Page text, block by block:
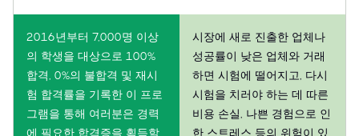
2016년부터 7,000명 이상
의 학생을 대상으로 100%
합격, 0%의 불합격 및 재시
험 합격률을 기록한 이 프로
그램을 통해 여러분은 경력
에 필요한 합격증을 획득할
시장에 새로 진출한 업체나
성공률이 낮은 업체와 거래
하면 시험에 떨어지고, 다시
시험을 치러야 하는 데 따른
비용 손실, 나쁜 경험으로 인
한 스트레스 등의 위험이 있